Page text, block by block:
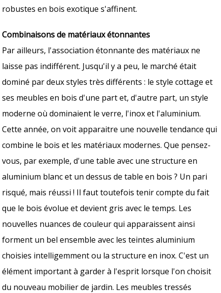
robustes en bois exotique s'affinent.
Combinaisons de matériaux étonnantes
Par ailleurs, l'association étonnante des matériaux ne
laisse pas indifférent. Jusqu'il y a peu, le marché était
dominé par deux styles très différents : le style cottage et
ses meubles en bois d'une part et, d'autre part, un style
moderne où dominaient le verre, l'inox et l'aluminium.
Cette année, on voit apparaitre une nouvelle tendance qui
combine le bois et les matériaux modernes. Que pensez-
vous, par exemple, d'une table avec une structure en
aluminium blanc et un dessus de table en bois ? Un pari
risqué, mais réussi ! Il faut toutefois tenir compte du fait
que le bois évolue et devient gris avec le temps. Les
nouvelles nuances de couleur qui apparaissent ainsi
forment un bel ensemble avec les teintes aluminium
choisies intelligemment ou la structure en inox. C'est un
élément important à garder à l'esprit lorsque l'on choisit
du nouveau mobilier de jardin. Les meubles tressés